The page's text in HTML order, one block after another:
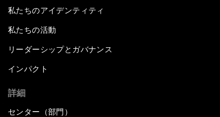
私たちのアイデンティティ
私たちの活動
リーダーシップとガバナンス
インパクト
詳細
センター（部門）